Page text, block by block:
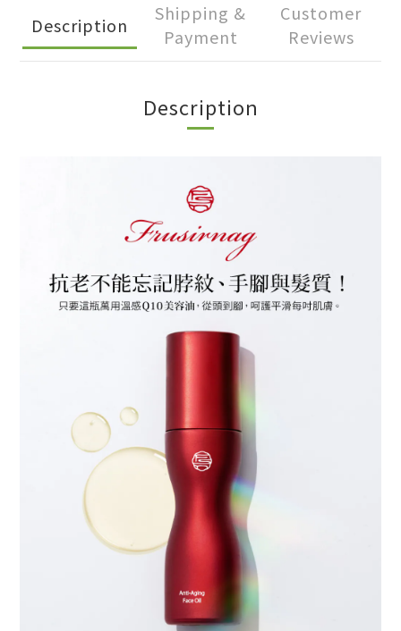
Description
Shipping &
Payment
Customer
Reviews
Description